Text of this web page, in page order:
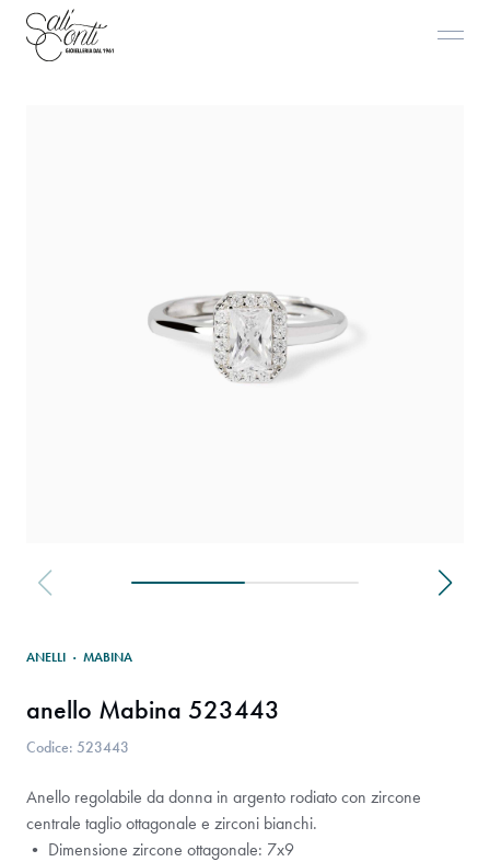
ANELLI · MABINA
anello Mabina 523443
Codice: 523443
Anello regolabile da donna in argento rodiato con zircone
centrale taglio ottagonale e zirconi bianchi.
• Dimensione zircone ottagonale: 7x9